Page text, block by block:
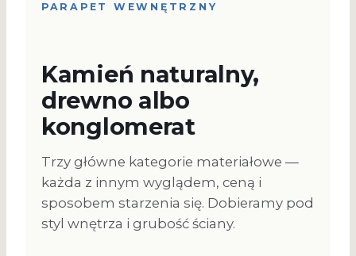
PARAPET WEWNĘTRZNY
Kamień naturalny,
drewno albo
konglomerat
Trzy główne kategorie materiałowe —
każda z innym wyglądem, ceną i
sposobem starzenia się. Dobieramy pod
styl wnętrza i grubość ściany.